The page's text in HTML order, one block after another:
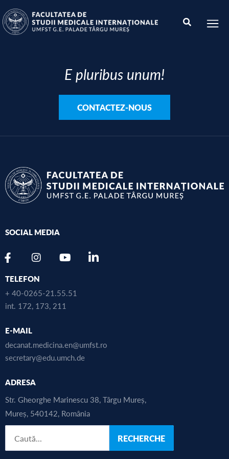
E pluribus unum!
CONTACTEZ-NOUS
SOCIAL MEDIA
TELEFON
+ 40-0265-21.55.51
int. 172, 173, 211
E-MAIL
decanat.medicina.en@umfst.ro
secretary@edu.umch.de
ADRESA
Str. Gheorghe Marinescu 38, Târgu Mureș,
Mureș, 540142, România
RECHERCHE